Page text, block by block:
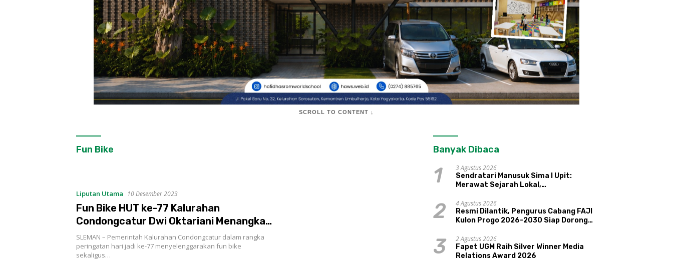
SCROLL TO CONTENT ↓
Fun Bike
Liputan Utama 10 Desember 2023
Fun Bike HUT ke-77 Kalurahan
Condongcatur Dwi Oktariani Menangkan
Hadiah Sapi
SLEMAN – Pemerintah Kalurahan Condongcatur dalam rangka
peringatan hari jadi ke-77 menyelenggarakan fun bike
sekaligus…
Banyak Dibaca
1
3 Agustus 2026
Sendratari Manusuk Sima I Upit:
Merawat Sejarah Lokal,
Pariwisata, dan Ekologi Klaten
2
4 Agustus 2026
Resmi Dilantik, Pengurus Cabang FAJI
Kulon Progo 2026-2030 Siap Dorong
Sungai Progo
3
2 Agustus 2026
Fapet UGM Raih Silver Winner Media
Relations Award 2026